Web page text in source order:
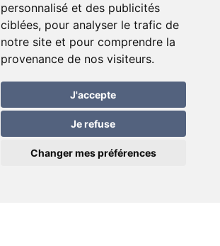
personnalisé et des publicités
ciblées, pour analyser le trafic de
notre site et pour comprendre la
provenance de nos visiteurs.
J'accepte
Je refuse
Changer mes préférences